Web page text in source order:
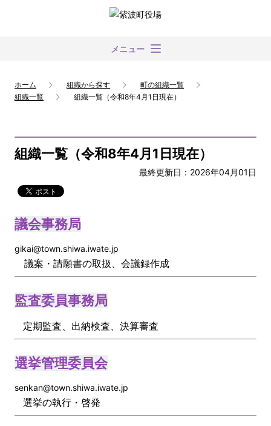
メニュー
ホーム 組織から探す
町の組織一覧
組織一覧
組織一覧（令和8年4月1日現在）
組織一覧（令和8年4月1日現在）
最終更新日：2026年04月01日
議会事務局
gikai@town.shiwa.iwate.jp
議案・請願書の取扱、会議録作成
監査委員事務局
定期監査、出納検査、決算審査
選挙管理委員会
senkan@town.shiwa.iwate.jp
選挙の執行・啓発